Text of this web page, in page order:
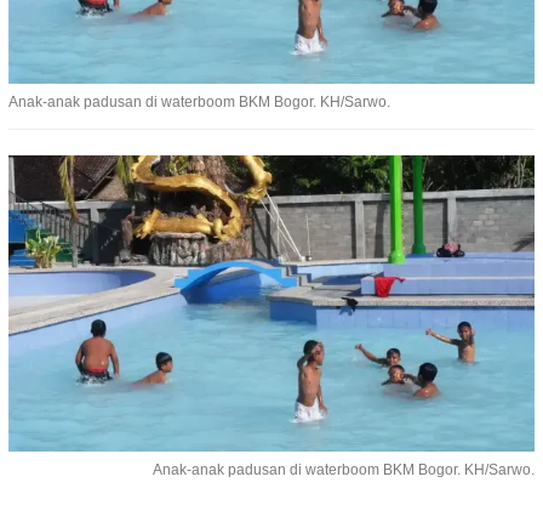
Anak-anak padusan di waterboom BKM Bogor. KH/Sarwo.
Anak-anak padusan di waterboom BKM Bogor. KH/Sarwo.